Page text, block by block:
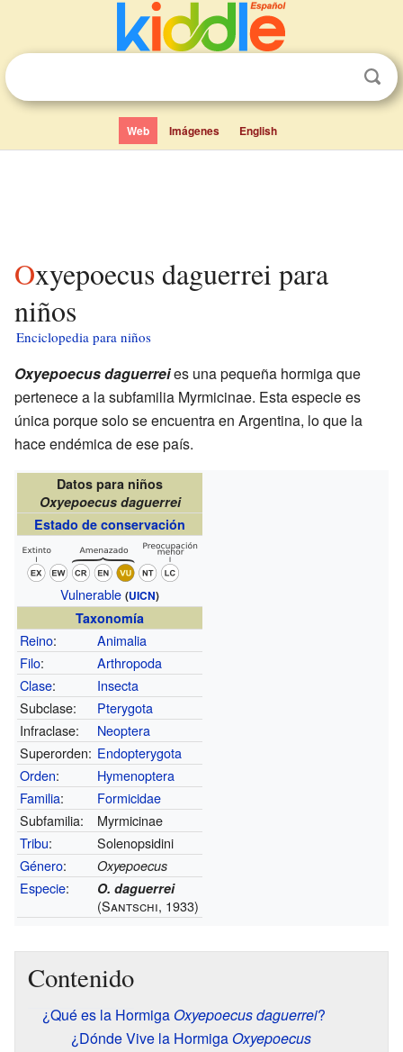
Web Imágenes English
Oxyepoecus daguerrei para
niños
Enciclopedia para niños
Oxyepoecus daguerreies una pequeña hormiga que
pertenece a la subfamilia Myrmicinae. Esta especie es
única porque solo se encuentra en Argentina, lo que la
hace endémica de ese país.
Datos para niños
Oxyepoecus daguerrei
Estado de conservación
Vulnerable (UICN)
Taxonomía
Reino:
Animalia
Filo:
Arthropoda
Clase:
Insecta
Subclase:
Pterygota
Infraclase:
Neoptera
Superorden: Endopterygota
Orden:
Hymenoptera
Familia:
Formicidae
Subfamilia:
Myrmicinae
Tribu:
Solenopsidini
Género: Oxyepoecus
Especie: O. daguerrei
(Santschi, 1933)
Contenido
¿Qué es la Hormiga Oxyepoecus daguerrei?
¿Dónde Vive la Hormiga Oxyepoecus